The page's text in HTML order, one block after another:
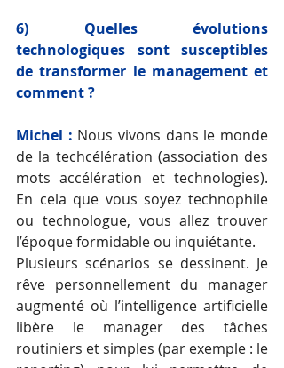
6) Quelles évolutions
technologiques sont susceptibles
de transformer le management et
comment ?
Michel : Nous vivons dans le monde
de la techcélération (association des
mots accélération et technologies).
En cela que vous soyez technophile
ou technologue, vous allez trouver
l’époque formidable ou inquiétante.
Plusieurs scénarios se dessinent. Je
rêve personnellement du manager
augmenté où l’intelligence artificielle
libère le manager des tâches
routiniers et simples (par exemple : le